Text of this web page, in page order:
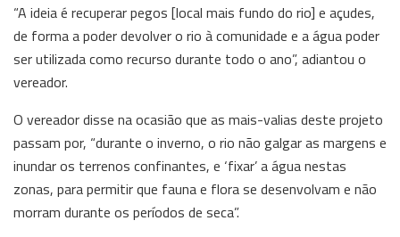
“A ideia é recuperar pegos [local mais fundo do rio] e açudes,
de forma a poder devolver o rio à comunidade e a água poder
ser utilizada como recurso durante todo o ano”, adiantou o
vereador.
O vereador disse na ocasião que as mais-valias deste projeto
passam por, “durante o inverno, o rio não galgar as margens e
inundar os terrenos confinantes, e ‘fixar’ a água nestas
zonas, para permitir que fauna e flora se desenvolvam e não
morram durante os períodos de seca”.